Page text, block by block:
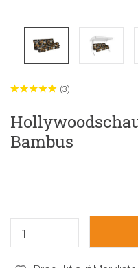
(3)
Bambus